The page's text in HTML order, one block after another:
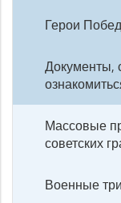
Герои
Документы,
Массовые
советских
Военные